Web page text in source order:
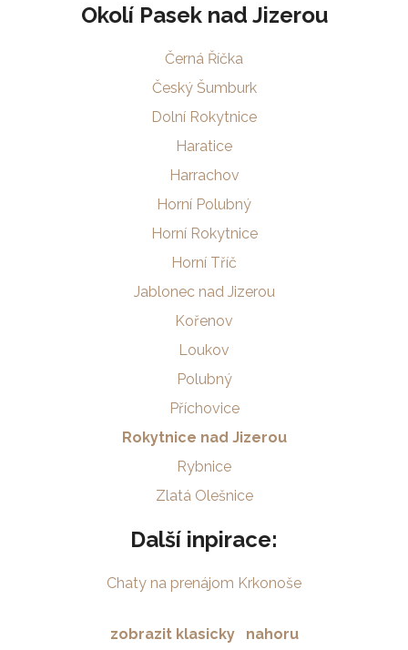
Okolí Pasek nad Jizerou
Černá Říčka
Český Šumburk
Dolní Rokytnice
Haratice
Harrachov
Horní Polubný
Horní Rokytnice
Horní Tříč
Jablonec nad Jizerou
Kořenov
Loukov
Polubný
Příchovice
Rokytnice nad Jizerou
Rybnice
Zlatá Olešnice
Další inpirace:
Chaty na prenájom Krkonoše
zobrazit klasicky nahoru